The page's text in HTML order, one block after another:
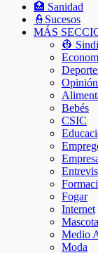
🏥 Sanidad
👮Sucesos
MÁS
👷
Opinión
Bebés
CSIC
Fogar
Internet
Medio
Moda